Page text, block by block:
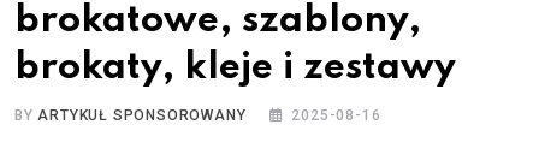
brokatowe, szablony,
brokaty, kleje i zestawy
BYARTYKUŁ SPONSOROWANY 2025-08-16